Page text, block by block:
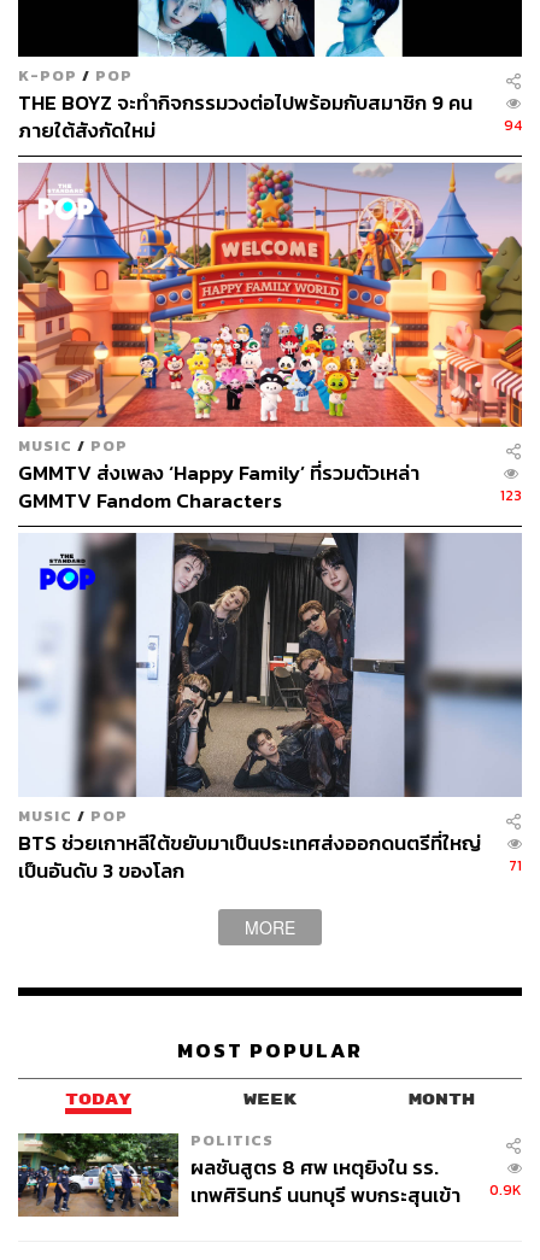
K-POP / POP
THE BOYZ จะทำกิจกรรมวงต่อไปพร้อมกับสมาชิก 9 คน
ภายใต้สังกัดใหม่
94
MUSIC / POP
GMMTV ส่งเพลง ‘Happy Family’ ที่รวมตัวเหล่า
GMMTV Fandom Characters
123
MUSIC / POP
BTS ช่วยเกาหลีใต้ขยับมาเป็นประเทศส่งออกดนตรีที่ใหญ่
เป็นอันดับ 3 ของโลก
71
MORE
MOST POPULAR
TODAY WEEK MONTH
POLITICS
ผลชันสูตร 8 ศพ เหตุยิงใน รร.
เทพศิรินทร์ นนทบุรี พบกระสุนเข้า
0.9K